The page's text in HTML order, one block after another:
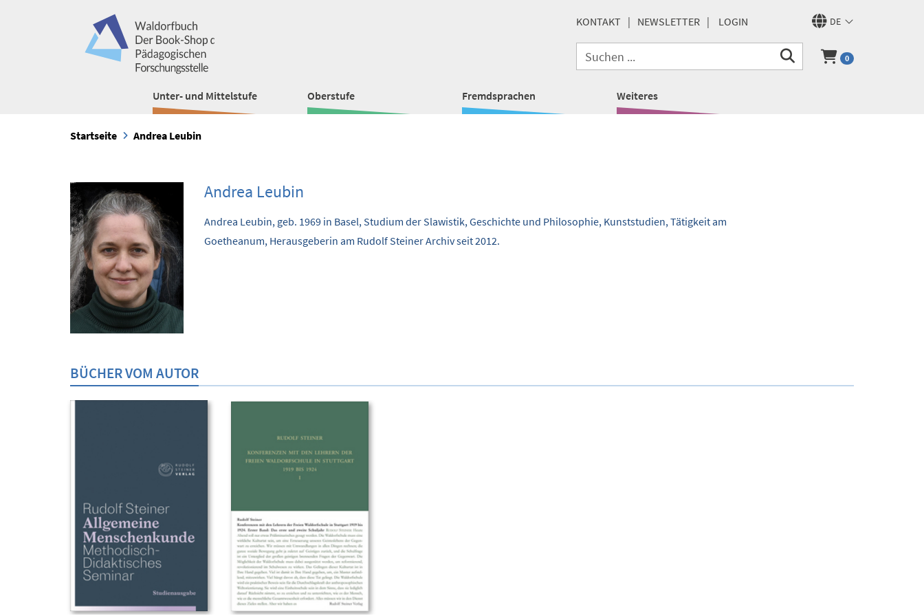
DE
KONTAKT NEWSLETTER LOGIN
0
Unter- und Mittelstufe Oberstufe Fremdsprachen Weiteres
Startseite Andrea Leubin
Andrea Leubin
Andrea Leubin, geb. 1969 in Basel, Studium der Slawistik, Geschichte und Philosophie, Kunststudien, Tätigkeit am
Goetheanum, Herausgeberin am Rudolf Steiner Archiv seit 2012.
BÜCHER VOM AUTOR